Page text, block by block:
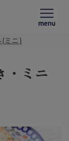
(ミニ)
・ミニ